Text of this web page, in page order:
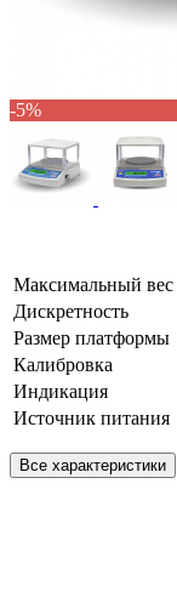
-5%
Максимальный вес
Дискретность
Размер платформы
Калибровка
Индикация
Источник питания
Все характеристики